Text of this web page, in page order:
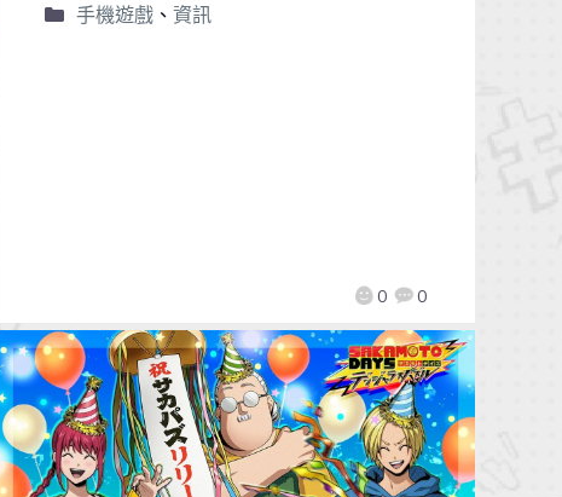
0 0
手機遊戲、 資訊